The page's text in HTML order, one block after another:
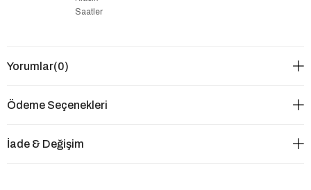
Saatler
Yorumlar(0)
Ödeme Seçenekleri
İade & Değişim